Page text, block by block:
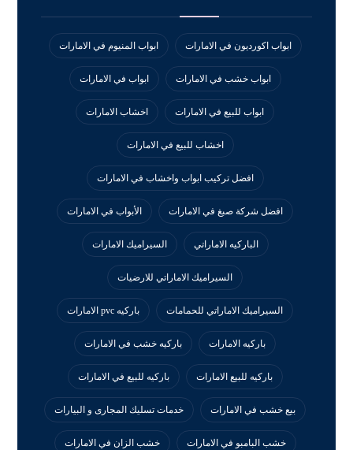
ابواب اكورديون في الامارات ابواب المنيوم في الامارات
ابواب خشب في الامارات ابواب في الامارات
ابواب للبيع في الامارات اخشاب الامارات
اخشاب للبيع في الامارات
افضل تركيب ابواب واخشاب في الامارات
افضل شركة صبغ في الامارات الأبواب في الامارات
الباركيه الاماراتي السيراميك الامارات
السيراميك الاماراتي للارضيات
السيراميك الاماراتي للحمامات باركيه pvc الامارات
باركيه الامارات باركيه خشب في الامارات
باركيه للبيع الامارات باركيه للبيع في الامارات
بيع خشب في الامارات خدمات تسليك المجارى و البيارات
خشب البامبو في الامارات خشب الزان في الامارات